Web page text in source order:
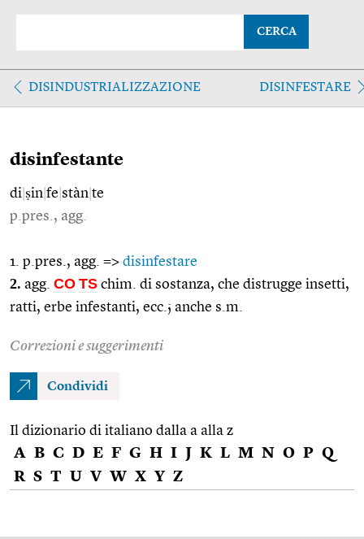
CERCA
DISINDUSTRIALIZZAZIONE DISINFESTARE
disinfestante
di ṣin fe stàn te
p.pres., agg.
1. p.pres., agg. => disinfestare
2. agg. CO TS chim. di sostanza, che distrugge insetti,
ratti, erbe infestanti, ecc.; anche s.m.
Correzioni e suggerimenti
Condividi
Il dizionario di italiano dalla a alla z
A B C D E F G H I J K L M N O P Q
R S T U V W X Y Z